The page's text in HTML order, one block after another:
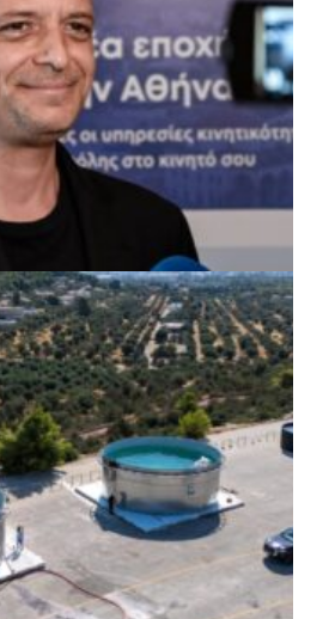
· 17:27
καθαριότητα και τη
εκλογών: «Η καλύτερη
Μπακογιάννης»